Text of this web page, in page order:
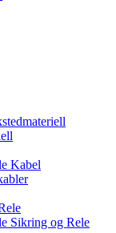
Kabel
Sikring og Rele